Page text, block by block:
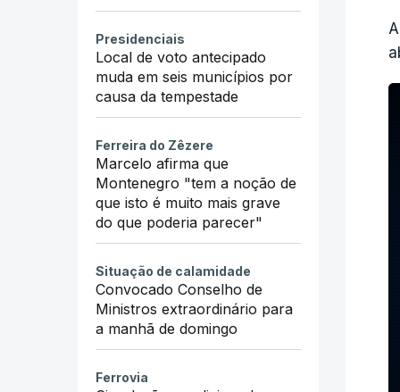
Presidenciais
Local de voto antecipado
muda em seis municípios por
causa da tempestade
Ferreira do Zêzere
Marcelo afirma que
Montenegro "tem a noção de
que isto é muito mais grave
do que poderia parecer"
Situação de calamidade
Convocado Conselho de
Ministros extraordinário para
a manhã de domingo
Ferrovia